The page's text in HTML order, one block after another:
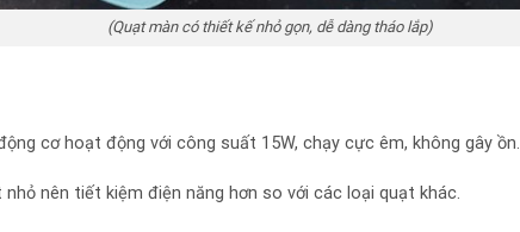
(Quạt màn có thiết kế nhỏ gọn, dễ dàng tháo lắp)
cơ hoạt động với công suất 15W, chạy cực êm, không gây ồn.
nên tiết kiệm điện năng hơn so với các loại quạt khác.